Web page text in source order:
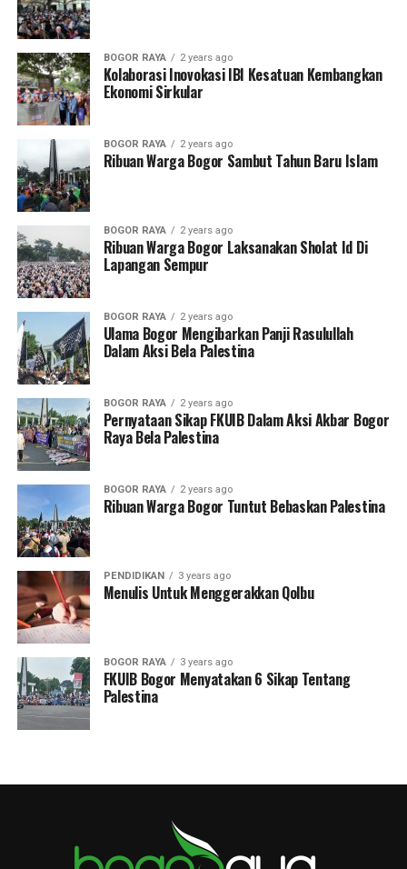
BOGOR RAYA 2 years ago
Kolaborasi Inovokasi IBI Kesatuan Kembangkan
Ekonomi Sirkular
BOGOR RAYA 2 years ago
Ribuan Warga Bogor Sambut Tahun Baru Islam
BOGOR RAYA 2 years ago
Ribuan Warga Bogor Laksanakan Sholat Id Di
Lapangan Sempur
BOGOR RAYA 2 years ago
Ulama Bogor Mengibarkan Panji Rasulullah
Dalam Aksi Bela Palestina
BOGOR RAYA 2 years ago
Pernyataan Sikap FKUIB Dalam Aksi Akbar Bogor
Raya Bela Palestina
BOGOR RAYA 2 years ago
Ribuan Warga Bogor Tuntut Bebaskan Palestina
PENDIDIKAN 3 years ago
Menulis Untuk Menggerakkan Qolbu
BOGOR RAYA 3 years ago
FKUIB Bogor Menyatakan 6 Sikap Tentang
Palestina